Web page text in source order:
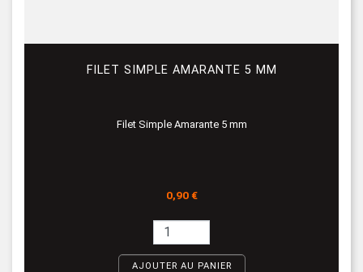
FILET SIMPLE AMARANTE 5 MM
Filet Simple Amarante 5 mm
Prix
0,90 €
AJOUTER AU PANIER